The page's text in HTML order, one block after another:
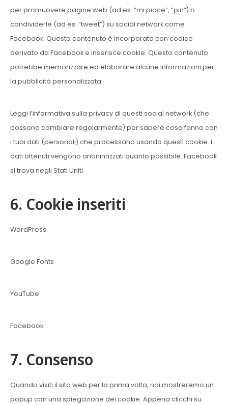
per promuovere pagine web (ad es. “mi piace”, “pin”) o
condividerle (ad es. “tweet”) su social network come
Facebook. Questo contenuto è incorporato con codice
derivato da Facebook e inserisce cookie. Questo contenuto
potrebbe memorizzare ed elaborare alcune informazioni per
la pubblicità personalizzata.
Leggi l’informativa sulla privacy di questi social network (che
possono cambiare regolarmente) per sapere cosa fanno con
i tuoi dati (personali) che processano usando questi cookie. I
dati ottenuti vengono anonimizzati quanto possibile. Facebook
si trova negli Stati Uniti.
6. Cookie inseriti
WordPress
Google Fonts
YouTube
Facebook
7. Consenso
Quando visiti il sito web per la prima volta, noi mostreremo un
popup con una spiegazione dei cookie. Appena clicchi su